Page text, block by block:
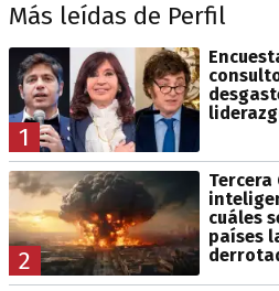
Más leídas de Perfil
1
2
Tercera
cuáles
países